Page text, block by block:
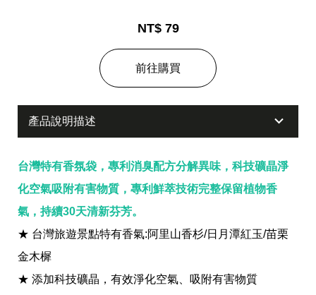
財務資訊
提供年報、每季財報、法說會資訊
海外代理
不斷創新突破，致力提供消費者更舒適、方便的居家生
NT$ 79
前往購買
產品說明描述
台灣特有香氛袋，專利消臭配方分解異味，科技礦晶淨
化空氣吸附有害物質，專利鮮萃技術完整保留植物香
氣，持續30天清新芬芳。
★ 台灣旅遊景點特有香氣:阿里山香杉/日月潭紅玉/苗栗
金木樨
★ 添加科技礦晶，有效淨化空氣、吸附有害物質